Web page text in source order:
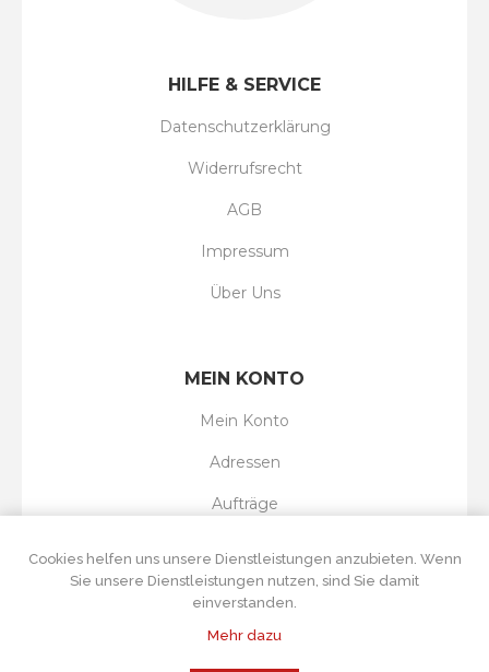
HILFE & SERVICE
Datenschutzerklärung
Widerrufsrecht
AGB
Impressum
Über Uns
MEIN KONTO
Mein Konto
Adressen
Aufträge
Cookies helfen uns unsere Dienstleistungen anzubieten. Wenn
Sie unsere Dienstleistungen nutzen, sind Sie damit
einverstanden.
Mehr dazu